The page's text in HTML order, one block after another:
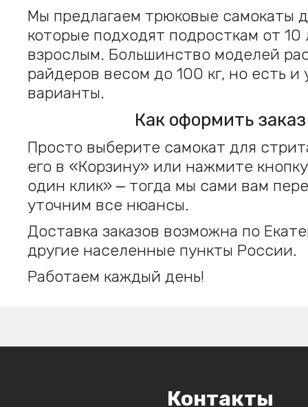
Мы предлагаем трюковые самокаты
которые подходят подросткам от 10
взрослым. Большинство моделей
райдеров весом до 100 кг, но есть
варианты.
Как оформить заказ
Просто выберите самокат для
его в «Корзину» или нажмите
один клик» ‒ тогда мы сами вам
уточним все нюансы.
Доставка заказов возможна по
другие населенные пункты России.
Работаем каждый день!
Контакты